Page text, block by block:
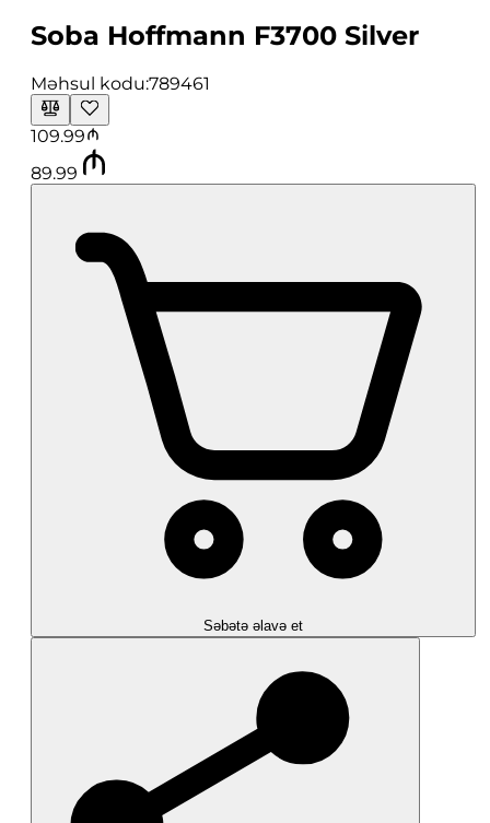
Soba Hoffmann F3700 Silver
Məhsul kodu:789461
109.99
89.99
Səbətə əlavə et